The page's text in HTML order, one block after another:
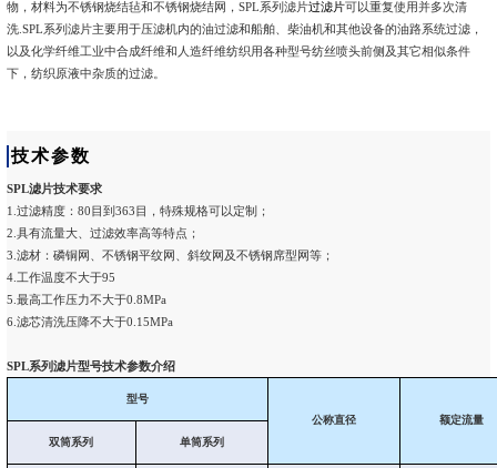
物，材料为不锈钢烧结毡和不锈钢烧结网，SPL系列滤片过滤片可以重复使用并多次清
洗.SPL系列滤片主要用于压滤机内的油过滤和船舶、柴油机和其他设备的油路系统过滤，
以及化学纤维工业中合成纤维和人造纤维纺织用各种型号纺丝喷头前侧及其它相似条件
下，纺织原液中杂质的过滤。
技术参数
SPL滤片技术要求
1.过滤精度：80目到363目，特殊规格可以定制；
2.具有流量大、过滤效率高等特点；
3.滤材：磷铜网、不锈钢平纹网、斜纹网及不锈钢席型网等；
4.工作温度不大于95
5.最高工作压力不大于0.8MPa
6.滤芯清洗压降不大于0.15MPa
SPL系列滤片型号技术参数介绍
型号
公称直径
额定流量
双筒系列
单筒系列